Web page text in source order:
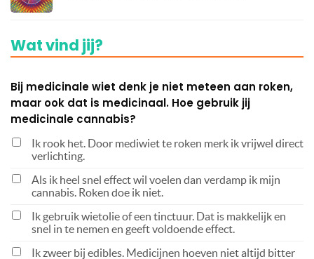
Wat vind jij?
Bij medicinale wiet denk je niet meteen aan roken,
maar ook dat is medicinaal. Hoe gebruik jij
medicinale cannabis?
Ik rook het. Door mediwiet te roken merk ik vrijwel direct
verlichting.
Als ik heel snel effect wil voelen dan verdamp ik mijn
cannabis. Roken doe ik niet.
Ik gebruik wietolie of een tinctuur. Dat is makkelijk en
snel in te nemen en geeft voldoende effect.
Ik zweer bij edibles. Medicijnen hoeven niet altijd bitter